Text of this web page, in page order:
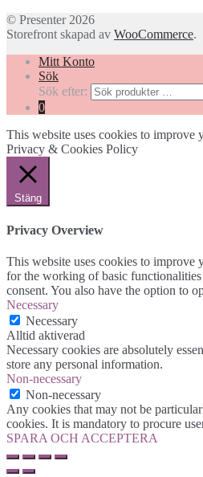
© Presenter 2026
Storefront skapad av WooCommerce.
Mitt Konto
Sök
Sök efter:
0
This website uses cookies to
Privacy & Cookies Policy
Stäng
Privacy Overview
This website uses cookies to improve
for the working of basic
consent. You also have the option to
Necessary
Necessary
Alltid aktiverad
Necessary cookies are absolutely
store any personal information.
Non-necessary
Non-necessary
Any cookies that may not be
cookies. It is mandatory to procure
SPARA OCH ACCEPTERA